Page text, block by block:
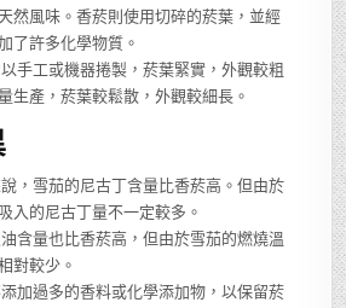
然風味。香菸則使用切碎的菸葉，並經
了許多化學物質。
手工或機器捲製，菸葉緊實，外觀較粗
生產，菸葉較鬆散，外觀較細長。
，雪茄的尼古丁含量比香菸高。但由於
入的尼古丁量不一定較多。
含量也比香菸高，但由於雪茄的燃燒溫
對較少。
加過多的香料或化學添加物，以保留菸